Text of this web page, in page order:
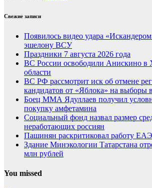
Свежие записи
Появилось видео удара
эшелону ВСУ
Праздники 7 августа 2026 года
ВС России освободили Анискино в
области
ВС РФ рассмотрит иск об отмене
кандидатов от «Яблока» на выборы
Боец ММА Ядуллаев получил
покупку амфетамина
Социальный фонд назвал размер
неработающих россиян
Пашинян раскритиковал работу
Здание Минэкологии Татарстана
млн рублей
You missed